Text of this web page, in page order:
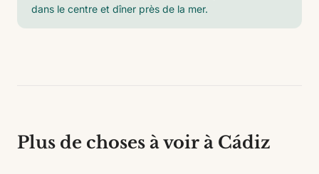
dans le centre et dîner près de la mer.
Plus de choses à voir à Cádiz